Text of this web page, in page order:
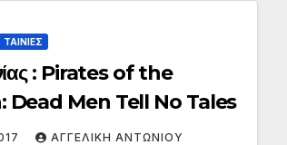
ΤΑΙΝΙΕΣ
: Pirates of the
Dead Men Tell No Tales
ΑΓΓΕΛΙΚΉ ΑΝΤΩΝΊΟΥ